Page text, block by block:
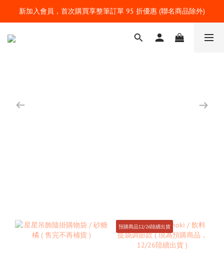
新加入會員，首次購買享整筆訂單 95 折優惠 (聯名商品除外)
預購商品12/26陸續出貨